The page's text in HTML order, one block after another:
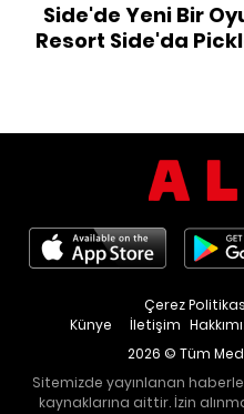
Side'de Yeni Bir
Resort Side'da
Künye İletişim
Çerez
2026 © Tüm
Sitemizde yayınlanan
kaynaklarına aittir. İzin